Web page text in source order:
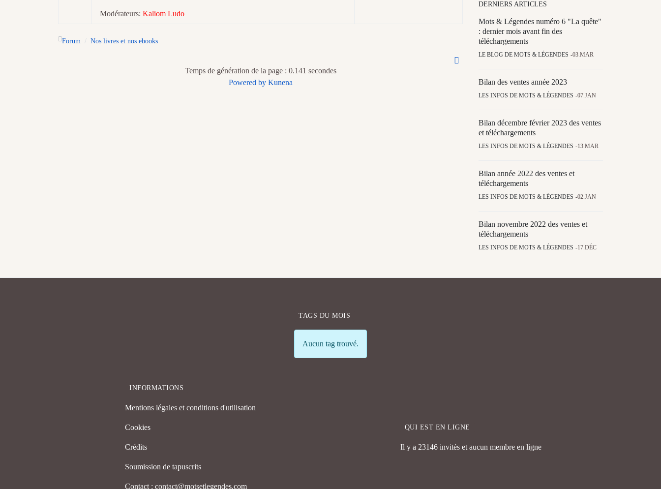
Modérateurs: Kaliom Ludo
Forum Nos livres et nos ebooks
Temps de génération de la page : 0.141 secondes
Powered by Kunena
DERNIERS ARTICLES
Mots & Légendes numéro 6 "La quête"
: dernier mois avant fin des
téléchargements
LE BLOG DE MOTS & LÉGENDES 03.MAR
Bilan des ventes année 2023
LES INFOS DE MOTS & LÉGENDES 07.JAN
Bilan décembre février 2023 des ventes
et téléchargements
LES INFOS DE MOTS & LÉGENDES 13.MAR
Bilan année 2022 des ventes et
téléchargements
LES INFOS DE MOTS & LÉGENDES 02.JAN
Bilan novembre 2022 des ventes et
téléchargements
LES INFOS DE MOTS & LÉGENDES 17.DÉC
TAGS DU MOIS
Info
Aucun tag trouvé.
INFORMATIONS
Mentions légales et conditions d'utilisation
Cookies
Crédits
Soumission de tapuscrits
Contact : contact@motsetlegendes.com
QUI EST EN LIGNE
Il y a 23146 invités et aucun membre en ligne